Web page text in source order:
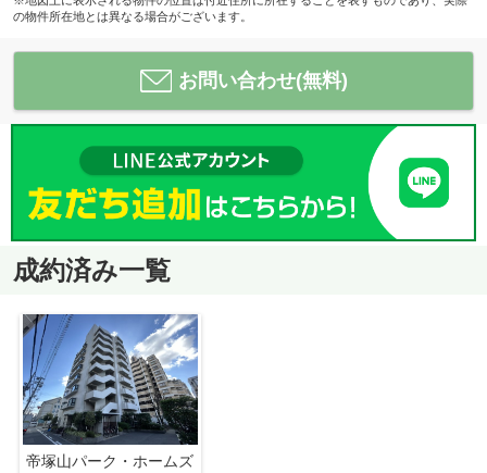
の物件所在地とは異なる場合がございます。
お問い合わせ(無料)
成約済み一覧
帝塚山パーク・ホームズ